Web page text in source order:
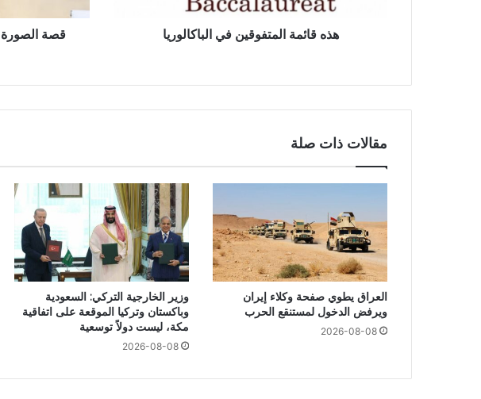
هذه قائمة المتفوقين في الباكالوريا
قصة الصورة
مقالات ذات صلة
العراق يطوي صفحة وكلاء إيران
ويرفض الدخول لمستنقع الحرب
2026-08-08
وزير الخارجية التركي: السعودية
وباكستان وتركيا الموقعة على اتفاقية
مكة، ليست دولاً توسعية
2026-08-08